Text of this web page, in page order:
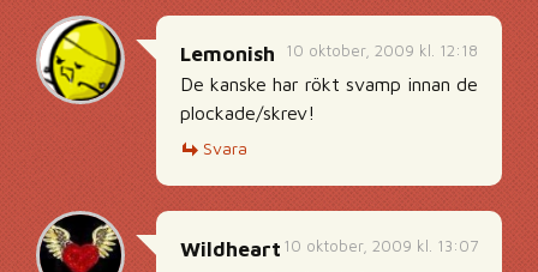
10 oktober, 2009 kl. 12:18
Lemonish
De kanske har rökt svamp innan de
plockade/skrev!
Svara
10 oktober, 2009 kl. 13:07
Wildheart